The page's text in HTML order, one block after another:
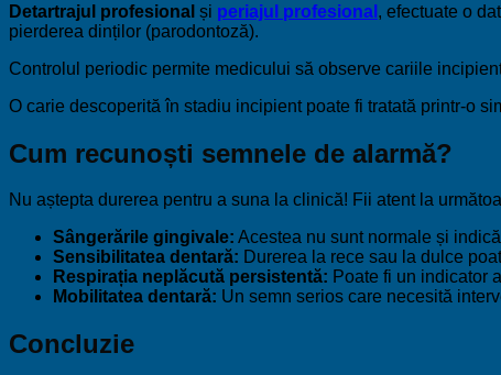
Detartrajul profesional și periajul profesional , efectuate o
pierderea dinților (parodontoză).
Controlul periodic permite medicului să observe cariile
O carie descoperită în stadiu incipient poate fi tratată printr-o
Cum recunoști semnele de alarmă?
Nu aștepta durerea pentru a suna la clinică! Fii atent la
Sângerările gingivale: Acestea nu sunt normale și
Sensibilitatea dentară: Durerea la rece sau la dulce
Respirația neplăcută persistentă: Poate fi un indicator
Mobilitatea dentară: Un semn serios care necesită
Concluzie